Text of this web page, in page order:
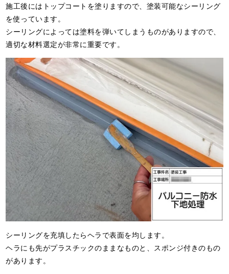
施工後にはトップコートを塗りますので、塗装可能なシーリング
を使っています。
シーリングによっては塗料を弾いてしまうものがありますので、
適切な材料選定が非常に重要です。
シーリングを充填したらヘラで表面を均します。
ヘラにも先がプラスチックのままなものと、スポンジ付きのもの
があります。